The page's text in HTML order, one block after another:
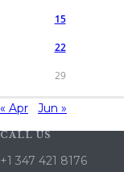
15
22
29
« Apr Jun »
CALL US
+1 347 421 8176